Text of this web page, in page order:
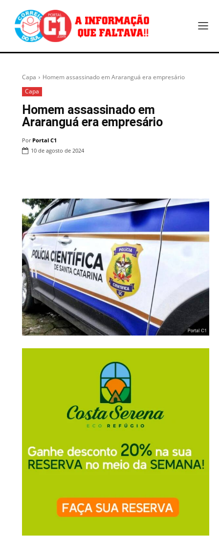
Capa
Homem assassinado em Araranguá era empresário
Capa
Homem assassinado em
Araranguá era empresário
Por Portal C1
10 de agosto de 2024